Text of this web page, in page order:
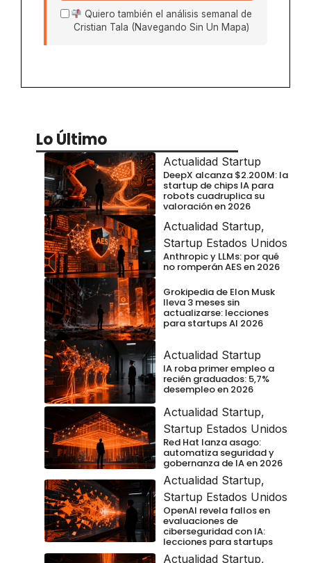
Quiero también el análisis semanal de
Cristian Tala (Navegando Sin Un Mapa)
Lo Último
Actualidad Startup
DeepX alcanza $2.200M: la
startup de chips IA para
robots cuadruplica su
valoración en 2026
Actualidad Startup,
Startup Estados Unidos
Anthropic y LLMs: por qué
no romperán AES en 2026
Grokipedia de Elon Musk
lleva 3 meses sin
actualizarse: lecciones
para startups AI 2026
Actualidad Startup
IA roba primer empleo a
recién graduados: 5,7%
desempleo en 2026
Actualidad Startup,
Startup Estados Unidos
Red Hat lanza asago:
automatiza seguridad y
gobernanza de IA en 2026
Actualidad Startup,
Startup Estados Unidos
OpenAI revela fallos en
evaluaciones de
ciberseguridad con IA:
lecciones para startups
Actualidad Startup,